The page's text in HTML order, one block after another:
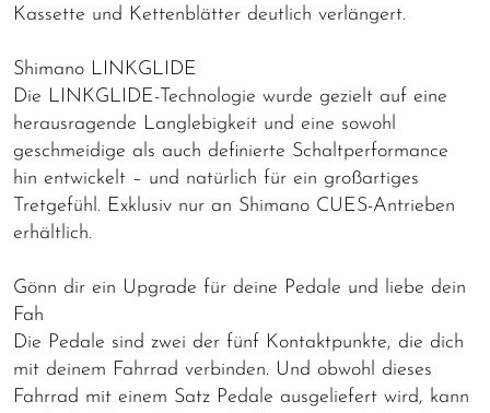
Kassette und Kettenblätter deutlich verlängert.
Shimano LINKGLIDE
Die LINKGLIDE-Technologie wurde gezielt auf eine
herausragende Langlebigkeit und eine sowohl
geschmeidige als auch definierte Schaltperformance
hin entwickelt – und natürlich für ein großartiges
Tretgefühl. Exklusiv nur an Shimano CUES-Antrieben
erhältlich.
Gönn dir ein Upgrade für deine Pedale und liebe dein
Fah
Die Pedale sind zwei der fünf Kontaktpunkte, die dich
mit deinem Fahrrad verbinden. Und obwohl dieses
Fahrrad mit einem Satz Pedale ausgeliefert wird, kann